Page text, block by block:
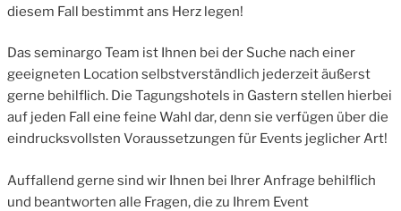
diesem Fall bestimmt ans Herz legen!
Das seminargo Team ist Ihnen bei der Suche nach einer
geeigneten Location selbstverständlich jederzeit äußerst
gerne behilflich. Die Tagungshotels in Gastern stellen hierbei
auf jeden Fall eine feine Wahl dar, denn sie verfügen über die
eindrucksvollsten Voraussetzungen für Events jeglicher Art!
Auffallend gerne sind wir Ihnen bei Ihrer Anfrage behilflich
und beantworten alle Fragen, die zu Ihrem Event